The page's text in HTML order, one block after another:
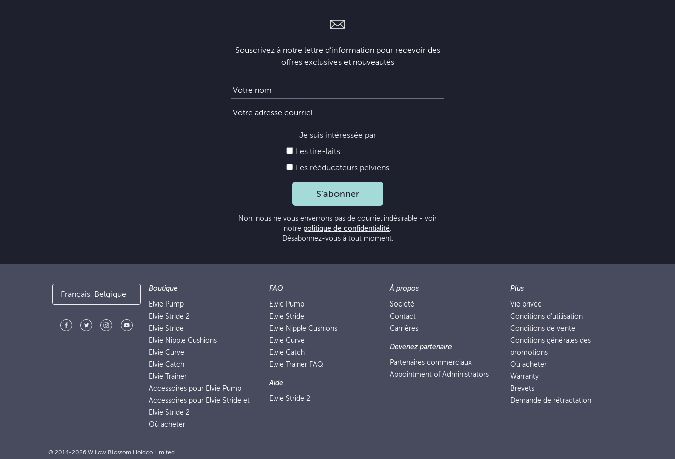
Souscrivez à notre lettre d’information pour recevoir des
offres exclusives et nouveautés
Je suis intéressée par
Les tire-laits
Les rééducateurs pelviens
S’abonner
Non, nous ne vous enverrons pas de courriel indésirable - voir
notre politique de confidentialité.
Désabonnez-vous à tout moment.
Français, Belgique
Boutique
Elvie Pump
Elvie Stride 2
Elvie Stride
Elvie Nipple Cushions
Elvie Curve
Elvie Catch
Elvie Trainer
Accessoires pour Elvie Pump
Accessoires pour Elvie Stride et
Elvie Stride 2
Où acheter
FAQ
Elvie Pump
Elvie Stride
Elvie Nipple Cushions
Elvie Curve
Elvie Catch
Elvie Trainer FAQ
Aide
Elvie Stride 2
À propos
Société
Contact
Carrières
Devenez partenaire
Partenaires commerciaux
Appointment of Administrators
Plus
Vie privée
Conditions d’utilisation
Conditions de vente
Conditions générales des
promotions
Où acheter
Warranty
Brevets
Demande de rétractation
© 2014-2026 Willow Blossom Holdco Limited